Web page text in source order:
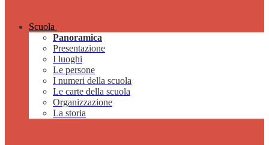
Scuola
Panoramica
Presentazione
I luoghi
Le persone
I numeri della scuola
Le carte della scuola
Organizzazione
La storia